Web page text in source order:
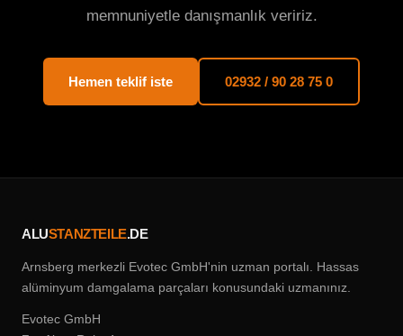
memnuniyetle danışmanlık veririz.
Hemen teklif iste 02932 / 90 28 75 0
ALUSTANZTEILE.DE
Arnsberg merkezli Evotec GmbH'nin uzman portalı. Hassas
alüminyum damgalama parçaları konusundaki uzmanınız.
Evotec GmbH